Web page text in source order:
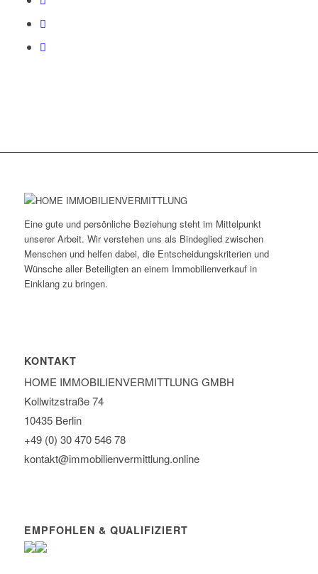
Eine gute und persönliche Beziehung steht im Mittelpunkt
unserer Arbeit. Wir verstehen uns als Bindeglied zwischen
Menschen und helfen dabei, die Entscheidungskriterien und
Wünsche aller Beteiligten an einem Immobilienverkauf in
Einklang zu bringen.
KONTAKT
HOME IMMOBILIEN­VERMITTLUNG GMBH
Kollwitzstraße 74
10435 Berlin
+49 (0) 30 470 546 78
kontakt@immobilien­vermittlung.online
EMPFOHLEN & QUALIFIZIERT